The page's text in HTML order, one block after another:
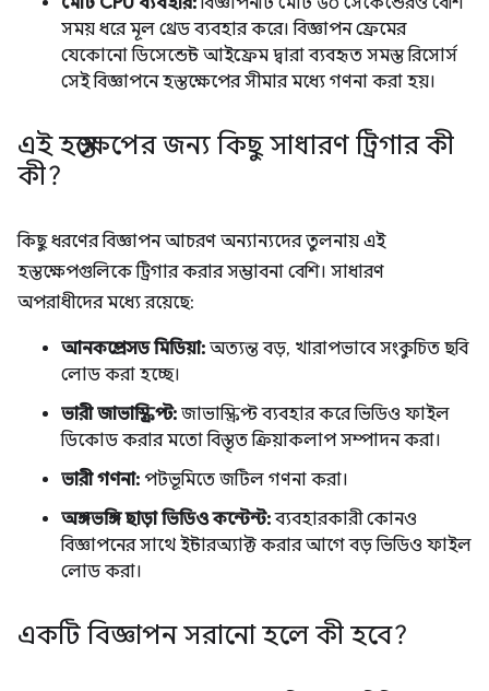
সময় ধরে মূল থ্রেড ব্যবহার করে। বিজ্ঞাপন ফ্রেমের
যেকোনো ডিসেন্ডেন্ট আইফ্রেম দ্বারা ব্যবহৃত সমস্ত রিসোর্স
সেই বিজ্ঞাপনে হস্তক্ষেপের সীমার মধ্যে গণনা করা হয়।
এই হস্তক্ষেপের জন্য কিছু সাধারণ ট্রিগার কী
কী?
কিছু ধরণের বিজ্ঞাপন আচরণ অন্যান্যদের তুলনায় এই
হস্তক্ষেপগুলিকে ট্রিগার করার সম্ভাবনা বেশি। সাধারণ
অপরাধীদের মধ্যে রয়েছে:
আনকম্প্রেসড মিডিয়া: অত্যন্ত বড়, খারাপভাবে সংকুচিত ছবি
লোড করা হচ্ছে।
ভারী জাভাস্ক্রিপ্ট: জাভাস্ক্রিপ্ট ব্যবহার করে ভিডিও ফাইল
ডিকোড করার মতো বিস্তৃত ক্রিয়াকলাপ সম্পাদন করা।
ভারী গণনা: পটভূমিতে জটিল গণনা করা।
অঙ্গভঙ্গি ছাড়া ভিডিও কন্টেন্ট:ব্যবহারকারী কোনও
বিজ্ঞাপনের সাথে ইন্টারঅ্যাক্ট করার আগে বড় ভিডিও ফাইল
লোড করা।
একটি বিজ্ঞাপন সরানো হলে কী হবে?